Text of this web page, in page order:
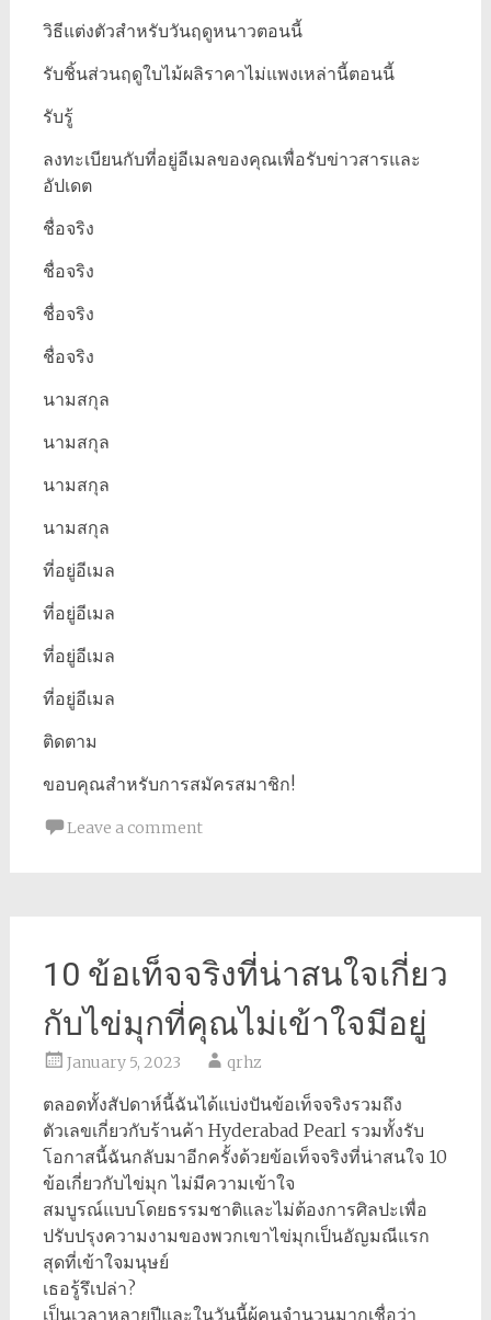
วิธีแต่งตัวสำหรับวันฤดูหนาวตอนนี้
รับชิ้นส่วนฤดูใบไม้ผลิราคาไม่แพงเหล่านี้ตอนนี้
รับรู้
ลงทะเบียนกับที่อยู่อีเมลของคุณเพื่อรับข่าวสารและ
อัปเดต
ชื่อจริง
ชื่อจริง
ชื่อจริง
ชื่อจริง
นามสกุล
นามสกุล
นามสกุล
นามสกุล
ที่อยู่อีเมล
ที่อยู่อีเมล
ที่อยู่อีเมล
ที่อยู่อีเมล
ติดตาม
ขอบคุณสำหรับการสมัครสมาชิก!
Leave a comment
10 ข้อเท็จจริงที่น่าสนใจเกี่ยว
กับไข่มุกที่คุณไม่เข้าใจมีอยู่
January 5, 2023 qrhz
ตลอดทั้งสัปดาห์นี้ฉันได้แบ่งปันข้อเท็จจริงรวมถึง
ตัวเลขเกี่ยวกับร้านค้า Hyderabad Pearl รวมทั้งรับ
โอกาสนี้ฉันกลับมาอีกครั้งด้วยข้อเท็จจริงที่น่าสนใจ 10
ข้อเกี่ยวกับไข่มุก ไม่มีความเข้าใจ
สมบูรณ์แบบโดยธรรมชาติและไม่ต้องการศิลปะเพื่อ
ปรับปรุงความงามของพวกเขาไข่มุกเป็นอัญมณีแรก
สุดที่เข้าใจมนุษย์
เธอรู้รึเปล่า?
เป็นเวลาหลายปีและในวันนี้ผู้คนจำนวนมากเชื่อว่า